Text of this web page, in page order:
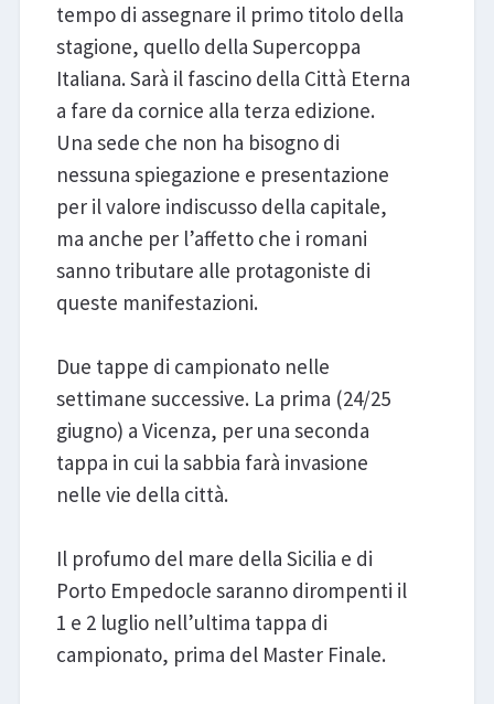
tempo di assegnare il primo titolo della
stagione, quello della Supercoppa
Italiana. Sarà il fascino della Città Eterna
a fare da cornice alla terza edizione.
Una sede che non ha bisogno di
nessuna spiegazione e presentazione
per il valore indiscusso della capitale,
ma anche per l’affetto che i romani
sanno tributare alle protagoniste di
queste manifestazioni.
Due tappe di campionato nelle
settimane successive. La prima (24/25
giugno) a Vicenza, per una seconda
tappa in cui la sabbia farà invasione
nelle vie della città.
Il profumo del mare della Sicilia e di
Porto Empedocle saranno dirompenti il
1 e 2 luglio nell’ultima tappa di
campionato, prima del Master Finale.